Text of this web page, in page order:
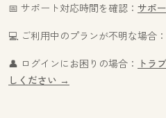
📅 サポート対応時間を確認： サポ
💻 ご利用中のプランが不明な場合：
👤 ログインにお困りの場合： トラ
しください →